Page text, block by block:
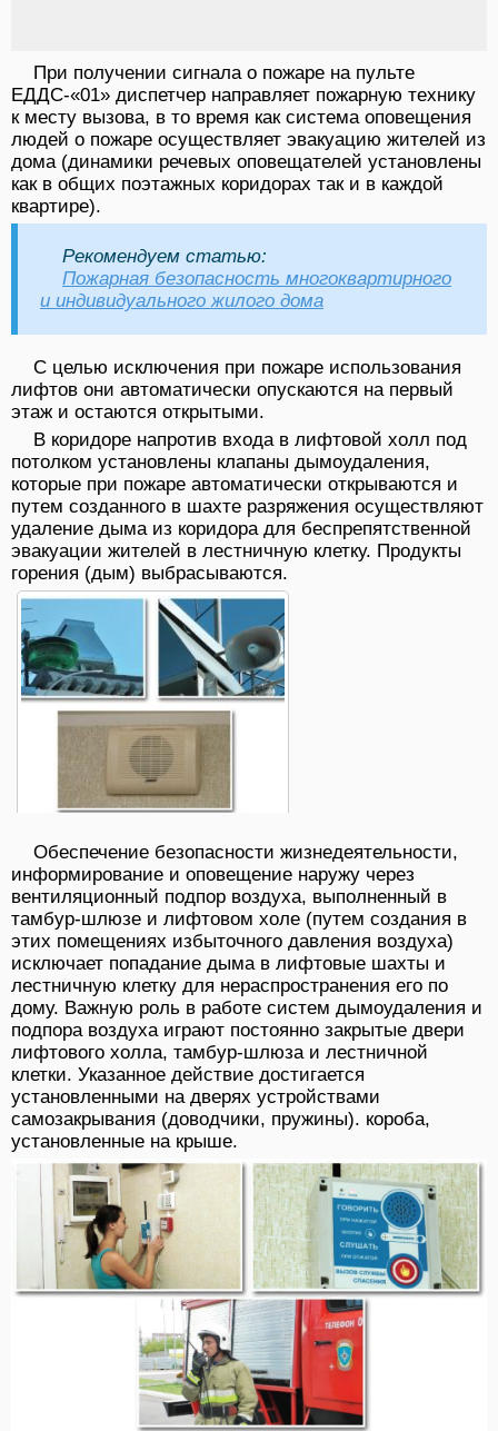
При получении сигнала о пожаре на пульте
ЕДДС-«01» диспетчер направляет пожарную технику
к месту вызова, в то время как система оповещения
людей о пожаре осуществляет эвакуацию жителей из
дома (динамики речевых оповещателей установлены
как в общих поэтажных коридорах так и в каждой
квартире).
Рекомендуем статью:
Пожарная безопасность многоквартирного
и индивидуального жилого дома
С целью исключения при пожаре использования
лифтов они автоматически опускаются на первый
этаж и остаются открытыми.
В коридоре напротив входа в лифтовой холл под
потолком установлены клапаны дымоудаления,
которые при пожаре автоматически открываются и
путем созданного в шахте разряжения осуществляют
удаление дыма из коридора для беспрепятственной
эвакуации жителей в лестничную клетку. Продукты
горения (дым) выбрасываются.
Обеспечение безопасности жизнедеятельности,
информирование и оповещение наружу через
вентиляционный подпор воздуха, выполненный в
тамбур-шлюзе и лифтовом холе (путем создания в
этих помещениях избыточного давления воздуха)
исключает попадание дыма в лифтовые шахты и
лестничную клетку для нераспространения его по
дому. Важную роль в работе систем дымоудаления и
подпора воздуха играют постоянно закрытые двери
лифтового холла, тамбур-шлюза и лестничной
клетки. Указанное действие достигается
установленными на дверях устройствами
самозакрывания (доводчики, пружины). короба,
установленные на крыше.